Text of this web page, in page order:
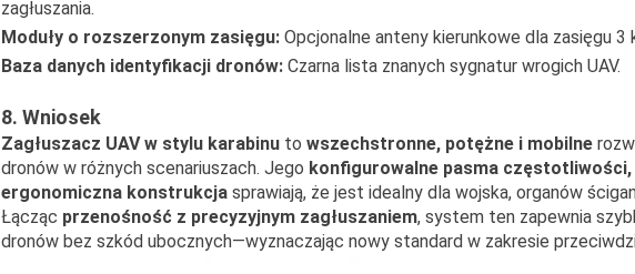
zagłuszania.
Moduły o rozszerzonym zasięgu: Opcjonalne anteny kierunkowe dla zasięgu 3
Baza danych identyfikacji dronów: Czarna lista znanych sygnatur wrogich UAV.
8. Wniosek
Zagłuszacz UAV w stylu karabinu to wszechstronne, potężne i mobilne
dronów w różnych scenariuszach. Jego konfigurowalne pasma
ergonomiczna konstrukcja sprawiają, że jest idealny dla wojska, organów
Łącząc przenośność z precyzyjnym zagłuszaniem, system ten zapewnia
dronów bez szkód ubocznych—wyznaczając nowy standard w zakresie